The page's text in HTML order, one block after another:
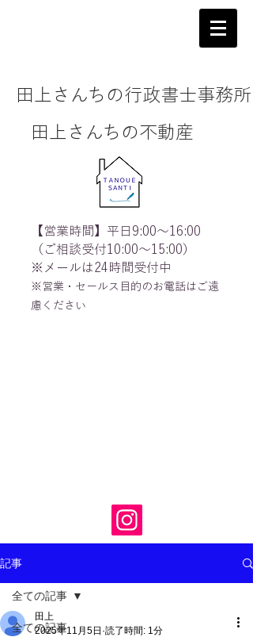
田上さんちの行政書士事務所
田上さんちの不動産
【営業時間】平日9:00～16:00
（ご相談受付10:00～15:00）
※メールは24時間受付中
※営業・セールス目的のお電話はご遠
慮ください
記事
全ての記事
全ての記事
田上
2025年11月5日 読了時間: 1分